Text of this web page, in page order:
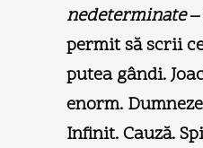
nedeterminate–
permit să scrii
putea gândi.
enorm.
Infinit. Cauză.